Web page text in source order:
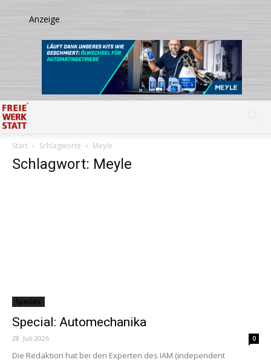
Start Schlagworte Meyle
Schlagwort: Meyle
Specials
Special: Automechanika
28. Juli 2026 0
Die Redaktion hat bei den Experten des IAM (independent